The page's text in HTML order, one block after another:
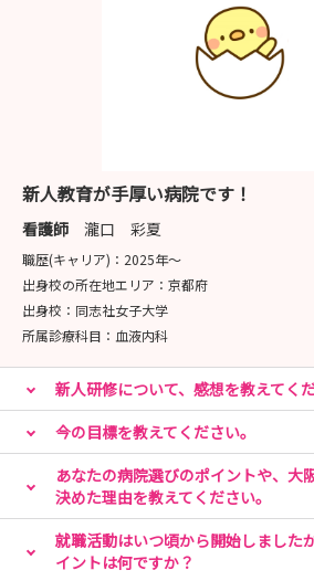
新人教育が手厚い病院です！
看護師 瀧口 彩夏
職歴(キャリア)： 2025年〜
出身校の所在地エリア： 京都府
出身校： 同志社女子大学
所属診療科目： 血液内科
新人研修について、感想を教えてくだ
今の目標を教えてください。
あなたの病院選びのポイントや、大
決めた理由を教えてください。
就職活動はいつ頃から開始しました
イントは何ですか？